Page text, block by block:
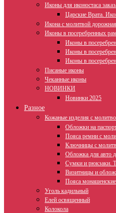
Иконы для иконостаса
Царские Врата.
Икона с молитвой
Иконы в посеребренных
Иконы в
Иконы в
Иконы в
Писаные иконы
Чеканные иконы
НОВИНКИ
Новинки 2025
Разное
Кожаные изделия с
Обложки на
Пояса ремни с
Ключницы с
Обложка для авто
Сумки и рюкзаки.
Визитницы и
Пояса монашенские
Уголь кадильный
Елей освященный
Колокола